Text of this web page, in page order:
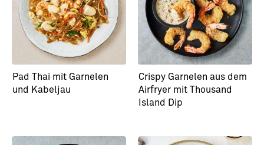
Pad Thai mit Garnelen
und Kabeljau
Crispy Garnelen aus dem
Airfryer mit Thousand
Island Dip